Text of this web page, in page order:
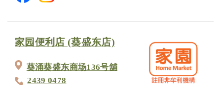
家园便利店 (葵盛东店)
葵涌葵盛东商场136号舖
2439 0478